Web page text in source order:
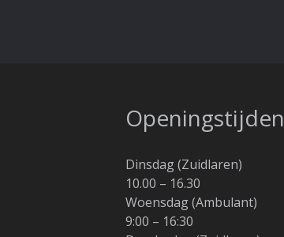
Openingstijden
Dinsdag (Zuidlaren)
10.00 – 16.30
Woensdag (Ambulant)
9:00 – 16:30